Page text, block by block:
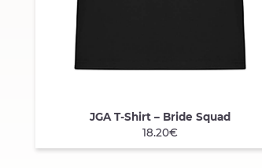
QUICK VIEW
JGA T-Shirt – Bride Squad
18.20€